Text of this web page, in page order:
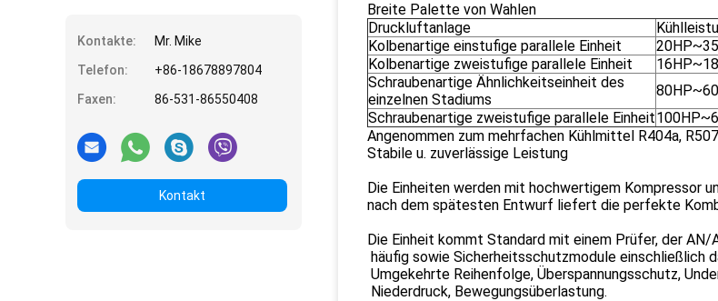
Kontakte:
Mr. Mike
Telefon:
+86-18678897804
Faxen:
86-531-86550408
Kontakt
Breite Palette von Wahlen
Druckluftanlage
Kolbenartige einstufige parallele Einheit
Kolbenartige zweistufige parallele Einheit
Schraubenartige Ähnlichkeitseinheit des
einzelnen Stadiums
Schraubenartige zweistufige parallele Einheit
Angenommen zum mehrfachen Kühlmittel R404a,
Stabile u. zuverlässige Leistung
Die Einheiten werden mit hochwertigem Kompressor
nach dem spätesten Entwurf liefert die perfekte
Die Einheit kommt Standard mit einem Prüfer, der
häufig sowie Sicherheitsschutzmodule einschließlich
Umgekehrte Reihenfolge, Überspannungsschutz,
Niederdruck, Bewegungsüberlastung.